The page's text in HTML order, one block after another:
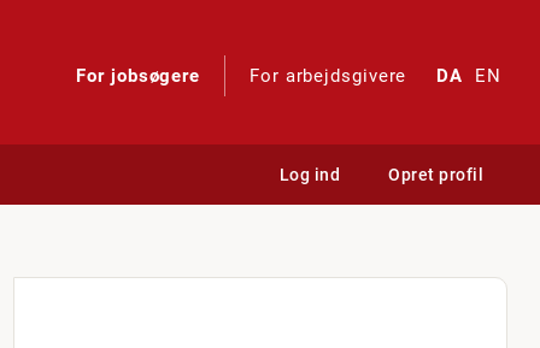
For jobsøgere For arbejdsgivere DA EN
Log ind Opret profil